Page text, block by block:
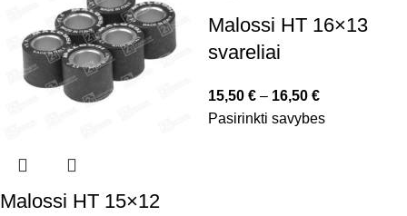
Malossi HT 15×12
Malossi HT 16×13
svareliai
15,50 € – 16,50 €
Pasirinkti savybes